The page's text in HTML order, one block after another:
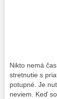
Nikto nemá
stretnutie s
potupné. Je
neviem. Keď